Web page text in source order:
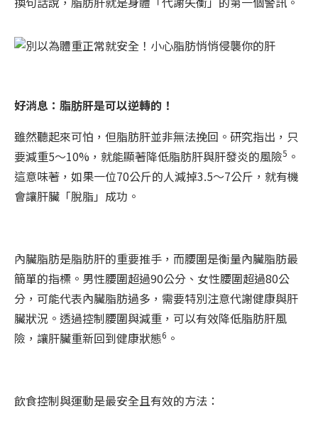
好消息：脂肪肝是可以逆轉的！
雖然聽起來可怕，但脂肪肝並非無法挽回。研究指出，只
要減重5～10%，就能顯著降低脂肪肝與肝發炎的風險5 。
這意味著，如果一位70公斤的人減掉3.5～7公斤，就有機
會讓肝臟「脫脂」成功。
內臟脂肪是脂肪肝的重要推手，而腰圍是衡量內臟脂肪最
簡單的指標。男性腰圍超過90公分、女性腰圍超過80公
分，可能代表內臟脂肪過多，需要特別注意代謝健康與肝
臟狀況。透過控制腰圍與減重，可以有效降低脂肪肝風
險，讓肝臟重新回到健康狀態6 。
飲食控制與運動是最安全且有效的方法：